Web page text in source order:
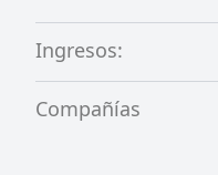
Ingresos:
Compañías